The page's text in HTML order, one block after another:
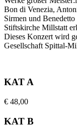
Bon di Venezia,
Sirmen und
Stiftskirche Millstatt
Dieses Konzert wird
Gesellschaft Spittal-
KAT A
€ 48,00
KAT B